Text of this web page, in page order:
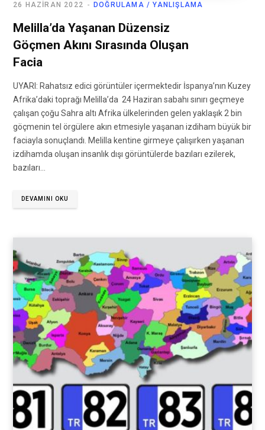
DOĞRULAMA / YANLIŞLAMA
26 HAZIRAN 2022
Melilla’da Yaşanan Düzensiz
Göçmen Akını Sırasında Oluşan
Facia
UYARI: Rahatsız edici görüntüler içermektedir İspanya’nın Kuzey
Afrika’daki toprağı Melilla’da 24 Haziran sabahı sınırı geçmeye
çalışan çoğu Sahra altı Afrika ülkelerinden gelen yaklaşık 2 bin
göçmenin tel örgülere akın etmesiyle yaşanan izdiham büyük bir
faciayla sonuçlandı. Melilla kentine girmeye çalışırken yaşanan
izdihamda oluşan insanlık dışı görüntülerde bazıları ezilerek,
bazıları…
DEVAMINI OKU